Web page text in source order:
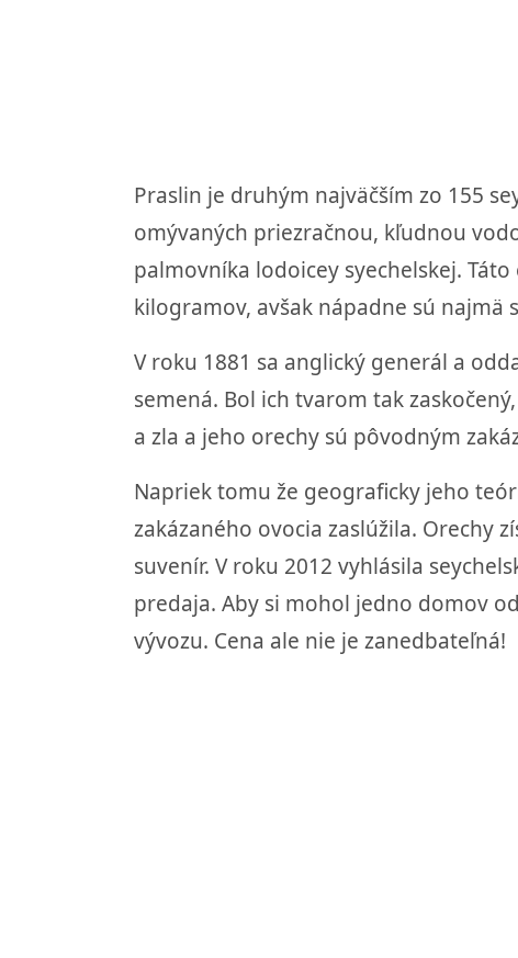
Praslin je druhým najväčším zo 155
omývaných priezračnou, kľudnou
palmovníka lodoicey syechelskej.
kilogramov, avšak nápadne sú najmä
V roku 1881 sa anglický generál a
semená. Bol ich tvarom tak
a zla a jeho orechy sú pôvodným
Napriek tomu že geograficky jeho
zakázaného ovocia zaslúžila. Orechy
suvenír. V roku 2012 vyhlásila
predaja. Aby si mohol jedno domov
vývozu. Cena ale nie je zanedbateľná!